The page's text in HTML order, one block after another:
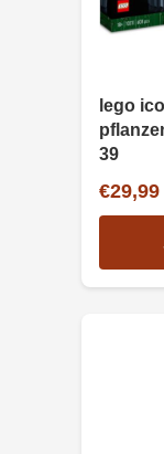
lego
39
€29,99